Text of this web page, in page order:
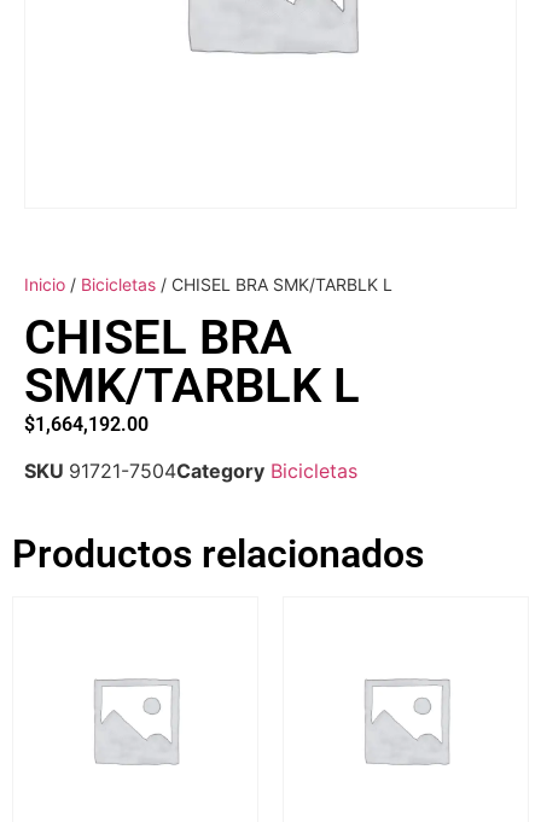
Inicio / Bicicletas / CHISEL BRA SMK/TARBLK L
CHISEL BRA
SMK/TARBLK L
$1,664,192.00
SKU 91721-7504Category Bicicletas
Productos relacionados